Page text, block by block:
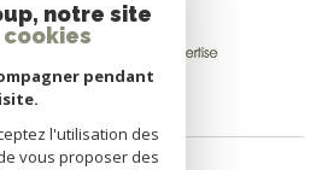
notre site
pendant
l'utilisation des
vous proposer des